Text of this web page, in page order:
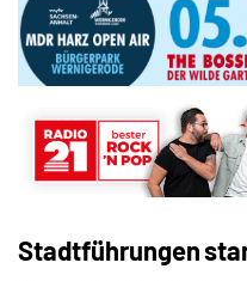
Stadtführungen